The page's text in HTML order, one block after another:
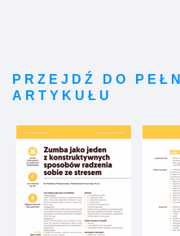
PRZEJDŹ DO
ARTYKUŁU